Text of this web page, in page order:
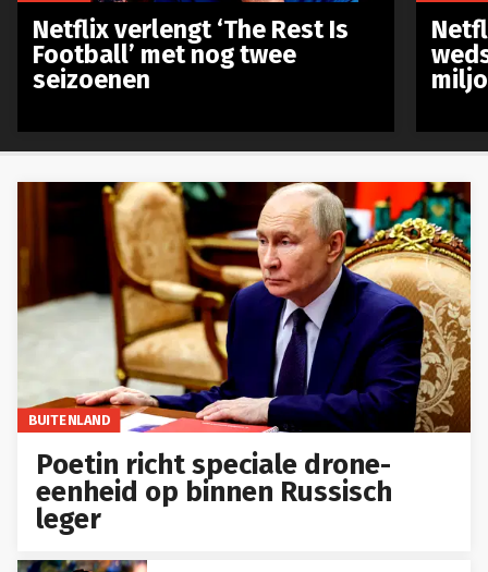
BUITENLAND
Poetin richt speciale drone-
eenheid op binnen Russisch
leger
Netflix verlengt ‘The Rest Is
Football’ met nog twee
seizoenen